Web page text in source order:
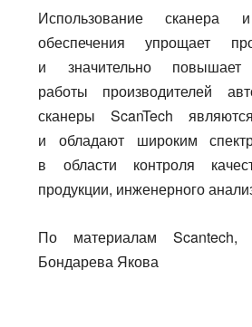
Использование сканера
обеспечения упрощает
и значительно повышает
работы производителей
сканеры ScanTech
и обладают широким
в области контроля
продукции, инженерного
По материалам Scantech,
Бондарева Якова